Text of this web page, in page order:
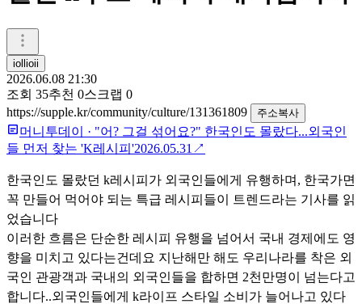
iollioii
2026.06.08 21:30
조회 35추천 0스크랩 0
https://supple.kr/community/culture/131361809
주소복사
머니투데이 · "어? 그걸 섞어요?" 한국인도 몰랐다...외국인
들 먼저 찾는 'K레시피'2026.05.31 ↗
한국인도 몰랐던 k레시피가 외국인들에게 유행하며, 한국가면
꼭 만들어 먹어야 되는 특급 레시피들이 트렌드라는 기사를 읽
었습니다
이러한 흐름은 단순한 레시피 유행을 넘어서 국내 경제에도 영
향을 미치고 있다는건데요 지난해만 해도 우리나라를 착은 외
국인 관광객과 국내의 외국인들을 합하면 2천만명이 넘는다고
합니다..외국인들에게 k라이프 스타일 소비가 늘어나고 있다